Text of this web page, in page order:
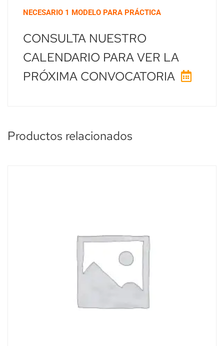
NECESARIO 1 MODELO PARA PRÁCTICA
CONSULTA NUESTRO
CALENDARIO PARA VER LA
PRÓXIMA CONVOCATORIA
Productos relacionados